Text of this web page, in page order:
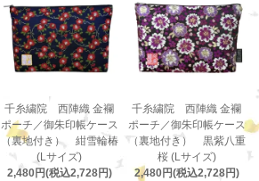
千糸繍院 西陣織 金襴
ポーチ／御朱印帳ケース
（裏地付き） 紺雪輪椿
(Lサイズ)
2,480円(税込2,728円)
千糸繍院 西陣織 金襴
ポーチ／御朱印帳ケース
（裏地付き） 黒紫八重
桜 (Lサイズ)
2,480円(税込2,728円)